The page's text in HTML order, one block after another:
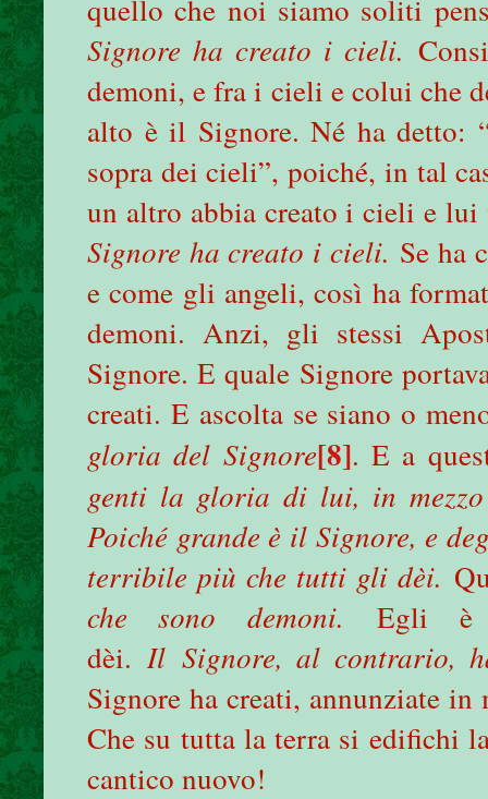
quello che noi siamo soliti
Signore ha creato i cieli.
demoni, e fra i cieli e colui che
alto è il Signore. Né ha
sopra dei cieli”, poiché, in tal
un altro abbia creato i cieli e
Signore ha creato i cieli. Se ha
e come gli angeli, così ha
demoni. Anzi, gli stessi
Signore. E quale Signore
creati. E ascolta se siano o
gloria del Signore[8]. E a
genti la gloria di lui, in
Poiché grande è il Signore, e
terribile più che tutti gli dèi.
che sono demoni.Egli è
dèi.Il Signore, al contrario,
Signore ha creati, annunziate
Che su tutta la terra si edifichi
cantico nuovo!